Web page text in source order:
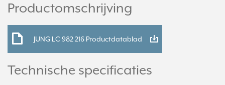
Productomschrijving
JUNG LC 982 216 Productdatablad
Technische specificaties